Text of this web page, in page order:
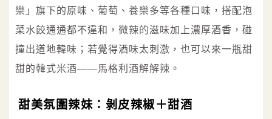
樂」旗下的原味、葡萄、養樂多等各種口味，搭配泡
菜水餃通通都不違和，微辣的滋味加上濃厚酒香，碰
撞出道地韓味；若覺得酒味太刺激，也可以來一瓶甜
甜的韓式米酒——馬格利酒解解辣。
甜美氛圍辣妹：剝皮辣椒＋甜酒